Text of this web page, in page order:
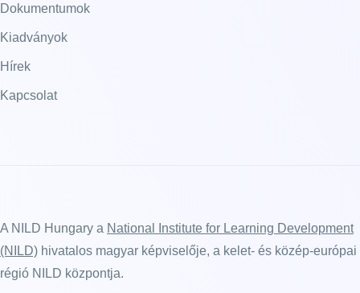
Dokumentumok
Kiadványok
Hírek
Kapcsolat
A NILD Hungary a National Institute for Learning Development
(NILD) hivatalos magyar képviselője, a kelet- és közép-európai
régió NILD központja.